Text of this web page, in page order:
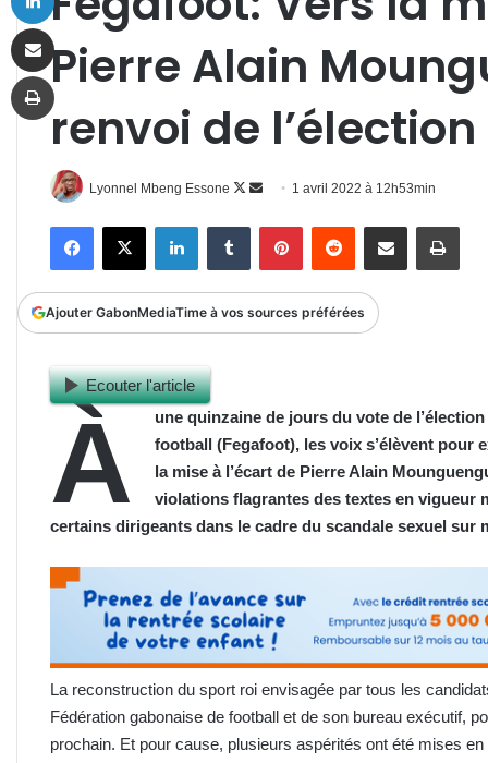
Pierre Alain
renvoi de l’élection
Lyonnel Mbeng Essone
Follow
Envoyer
courriel
1 avril 2022 à 12h53min
FacebookX LinkedinTumblr PinterestReddit Partager par email
Ajouter GabonMediaTime à vos sources préférées
Ecouter l'article
À
une quinzaine de jours du vote de
football (Fegafoot), les voix s’élèvent pour
la mise à l’écart de Pierre Alain
violations flagrantes des textes en vigueur
certains dirigeants dans le cadre du scandale sexuel sur
La reconstruction du sport roi envisagée par tous les
Fédération gabonaise de football et de son bureau exécutif,
prochain. Et pour cause, plusieurs aspérités ont été mises
Imprimer